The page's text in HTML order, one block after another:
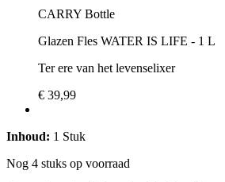
CARRY Bottle
Glazen Fles WATER IS LIFE - 1 L
Ter ere van het levenselixer
€ 39,99
Inhoud: 1 Stuk
Nog 4 stuks op voorraad